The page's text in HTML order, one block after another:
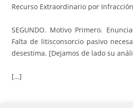
Recurso Extraordinario por
SEGUNDO. Motivo Primero.
Falta de litisconsorcio pasivo
desestima. [Dejamos de lado su
[…]